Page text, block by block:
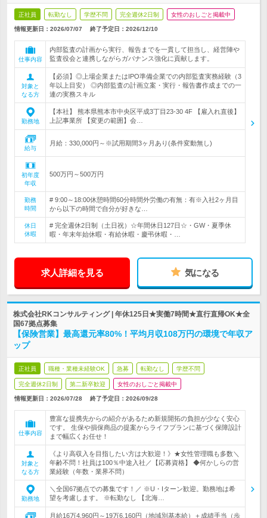
正社員 転勤なし 学歴不問 完全週休2日制 女性のおしごと掲載中
情報更新日：2026/07/07 終了予定日： 2026/12/10
仕事内容
内部監査の計画から実行、報告までを一貫して担当し、経営陣や
監査役会と連携しながらガバナンス強化に貢献します。
対象と
なる方
【必須】◎上場企業またはIPO準備企業での内部監査実務経験（3
年以上目安） ◎内部監査の計画立案・実行・報告書作成までの一
連の実務スキル
勤務地
【本社】 熊本県熊本市中央区平成3丁目23-30 4F 【雇入れ直後】
上記事業所 【変更の範囲】会…
給与
月給：330,000円～※試用期間3ヶ月あり(条件変動無し)
初年度
年収
500万円～500万円
勤務
時間
# 9:00～18:00休憩時間60分時間外労働の有無：有※入社2ヶ月目
から以下の時間で自分が好きな…
休日
休暇
# 完全週休2日制（土日祝）☆年間休日127日☆・GW・夏季休
暇・年末年始休暇・有給休暇・慶弔休暇・…
求人詳細を見る 気になる
株式会社RKコンサルティング | 年休125日★実働7時間★直行直帰OK★全
国67拠点募集
【保険営業】最高還元率80%！平均月収108万円の環境で年収ア
ップ
正社員 職種・業種未経験OK 急募 転勤なし 学歴不問
完全週休2日制 第二新卒歓迎 女性のおしごと掲載中
情報更新日：2026/07/28 終了予定日： 2026/09/28
仕事内容
豊富な提携先からの紹介があるため新規開拓の負担が少なく安心
です。 生保や損保商品の提案からライフプランに基づく保障設計
まで幅広くお任せ！
対象と
なる方
《より高収入を目指したい方は大歓迎！》★女性管理職も多数＼
年齢不問！社員は100％中途入社／【応募資格】 ◆何かしらの営
業経験（年数・業界不問）
勤務地
＼全国67拠点での募集です！／ ※U・Iターン歓迎。勤務地は希
望を考慮します。 ※転勤なし 【北海…
月給16万4,960円～19万6,160円（地域別基本給）＋成績手当（歩